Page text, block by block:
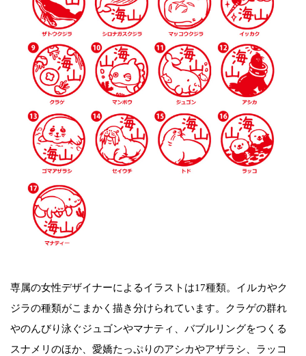
専属の女性デザイナーによるイラストは17種類。イルカやク
ジラの種類がこまかく描き分けられています。クラゲの群れ
やのんびり泳ぐジュゴンやマナティ、バブルリングをつくる
スナメリのほか、愛嬌たっぷりのアシカやアザラシ、ラッコ